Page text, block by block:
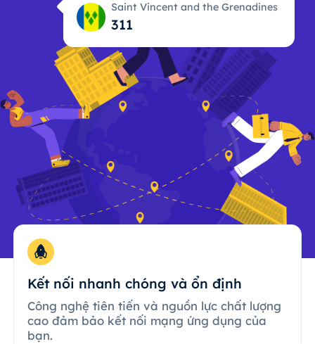
Saint Vincent and the Grenadines
311
Kết nối nhanh chóng và ổn định
Công nghệ tiên tiến và nguồn lực chất lượng
cao đảm bảo kết nối mạng ứng dụng của
bạn.